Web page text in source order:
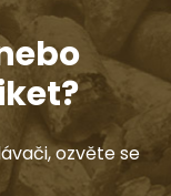
ozvěte se